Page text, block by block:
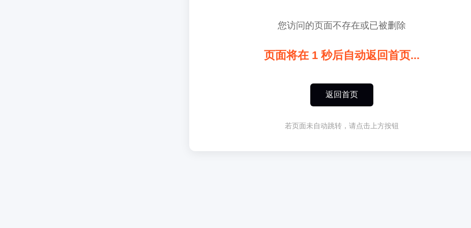
您访问的页面不存在或已被删除
页面将在 1 秒后自动返回首页...
返回首页
若页面未自动跳转，请点击上方按钮